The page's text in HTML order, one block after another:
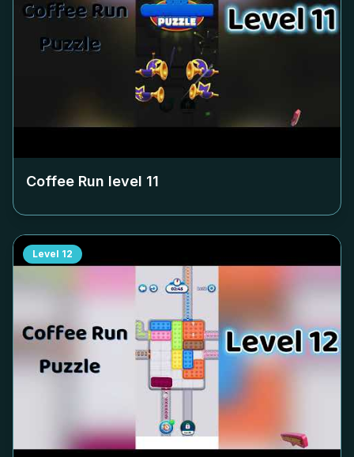
Coffee Run level 11
Level 12